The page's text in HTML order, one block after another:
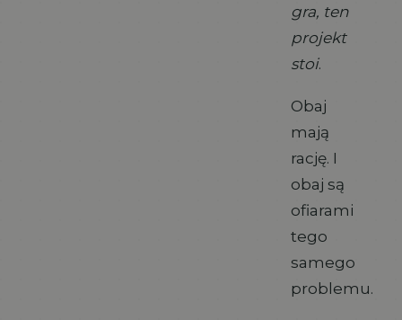
gra, ten
projekt
stoi.
Obaj
mają
rację. I
obaj są
ofiarami
tego
samego
problemu.